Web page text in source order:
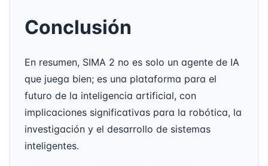
Conclusión
En resumen, SIMA 2 no es solo un agente de IA
que juega bien; es una plataforma para el
futuro de la inteligencia artificial, con
implicaciones significativas para la robótica, la
investigación y el desarrollo de sistemas
inteligentes.